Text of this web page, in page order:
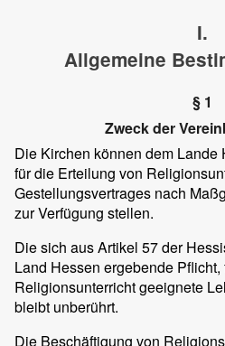
I.
Allgemeine
§ 1
Zweck der
Die Kirchen können dem
für die Erteilung von
Gestellungsvertrages nach
zur Verfügung stellen.
Die sich aus Artikel 57 der
Land Hessen ergebende
Religionsunterricht geeignete
bleibt unberührt.
Die Beschäftigung von